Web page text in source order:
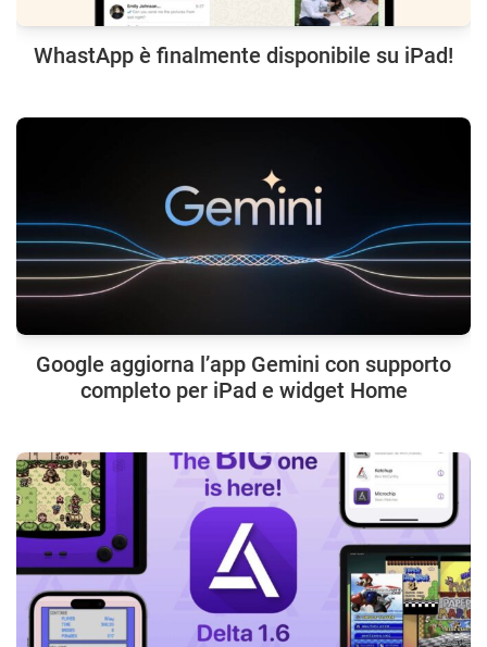
WhastApp è finalmente disponibile su iPad!
Google aggiorna l’app Gemini con supporto
completo per iPad e widget Home